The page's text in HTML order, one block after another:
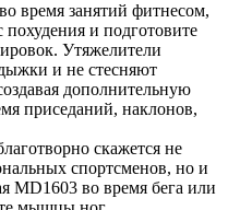
время занятий фитнесом,
и подготовите
Утяжелители
и не стесняют
дополнительную
приседаний, наклонов,
скажется не
спортсменов, но и
MD1603 во время бега или